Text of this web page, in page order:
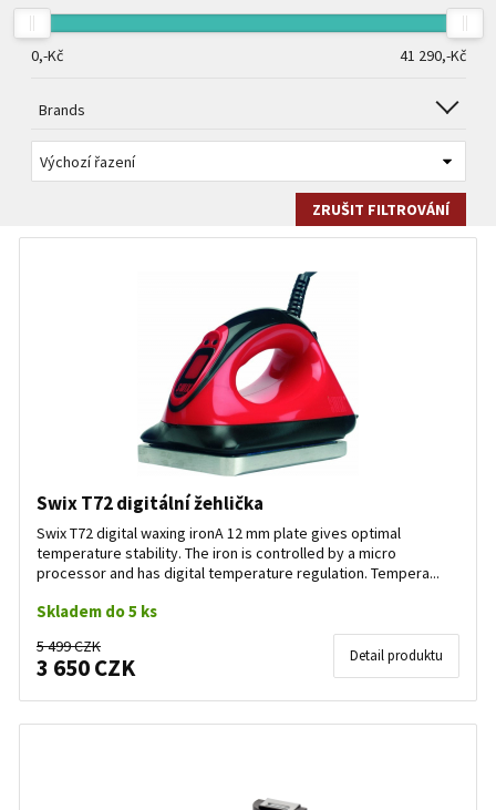
Lyžařské batohy, ledvinky a vaky
Goggles
Waxes grip + glide
Service accessories
Nesmeky, mačky a cepíny
Books, DVDs
0,-Kč 41 290,-Kč
Brands
ZRUŠIT FILTROVÁNÍ
Swix T72 digitální žehlička
Swix T72 digital waxing ironA 12 mm plate gives optimal
temperature stability. The iron is controlled by a micro
processor and has digital temperature regulation. Tempera...
Skladem do 5 ks
5 499 CZK
3 650 CZK Detail produktu